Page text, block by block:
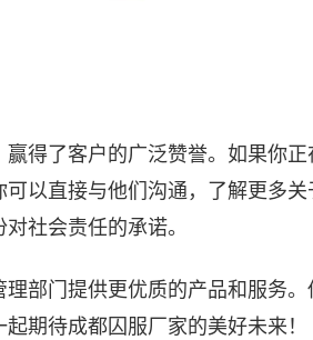
得了客户的广泛赞誉。如果你
以直接与他们沟通，了解更多关
社会责任的承诺。
部门提供更优质的产品和服务
期待成都囚服厂家的美好未来！